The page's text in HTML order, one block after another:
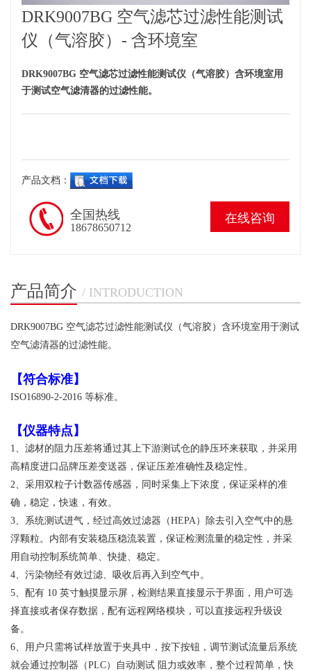
DRK9007BG 空气滤芯过滤性能测试
仪（气溶胶）- 含环境室
DRK9007BG 空气滤芯过滤性能测试仪（气溶胶）含环境室用
于测试空气滤清器的过滤性能。
产品文档：
在线咨询
全国热线
18678650712
产品简介 / INTRODUCTION
DRK9007BG 空气滤芯过滤性能测试仪（气溶胶）含环境室用于测试
空气滤清器的过滤性能。
【符合标准】
ISO16890-2-2016 等标准。
【仪器特点 】
1、滤材的阻力压差将通过其上下游测试仓的静压环来获取，并采用
高精度进口品牌压差变送器，保证压差准确性及稳定性。
2、采用双粒子计数器传感器，同时采集上下浓度，保证采样的准
确，稳定，快速，有效。
3、系统测试进气，经过高效过滤器（HEPA）除去引入空气中的悬
浮颗粒。内部有安装稳压稳流装置，保证检测流量的稳定性，并采
用自动控制系统简单、快捷、稳定。
4、污染物经有效过滤、吸收后再入到空气中。
5、配有 10 英寸触摸显示屏，检测结果直接显示于界面，用户可选
择直接或者保存数据， 配有远程网络模块，可以直接远程升级设
备。
6、用户只需将试样放置于夹具中，按下按钮，调节测试流量后系统
就会通过控制器（PLC）
自动测试 阻力或效率，整个过程简单，快